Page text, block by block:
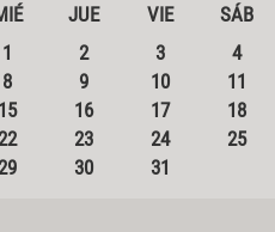
JUE VIE
SÁB
1
2 3
4
8 9 10
11
15 16 17
18
22 23 24
25
29 30 31